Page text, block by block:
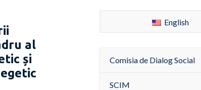
al
și
English
Comisia de Dialog Social
SCIM